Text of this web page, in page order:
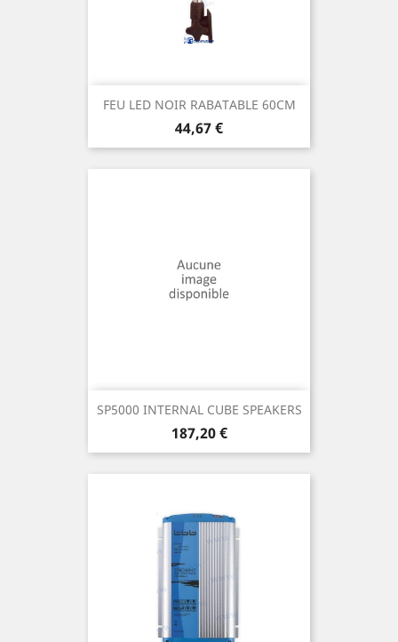
FEU LED NOIR RABATABLE 60CM
Prix
44,67 €
SP5000 INTERNAL CUBE SPEAKERS
Prix
187,20 €